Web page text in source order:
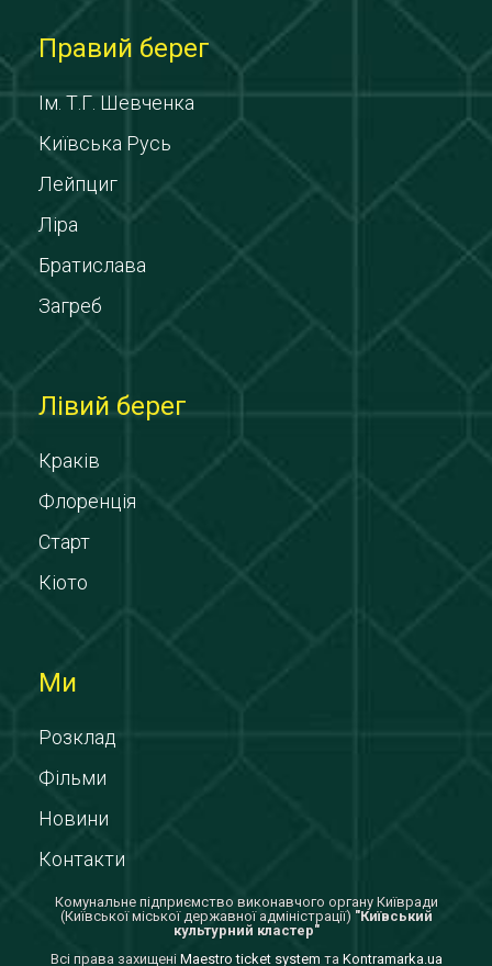
Правий берег
Ім. Т.Г. Шевченка
Київська Русь
Лейпциг
Ліра
Братислава
Загреб
Лівий берег
Краків
Флоренція
Старт
Кіото
Ми
Розклад
Фільми
Новини
Контакти
Комунальне підприємство виконавчого органу Київради
(Київської міської державної адміністрації) "Київський
культурний кластер"
Всi права захищенi Maestro ticket system та Kontramarka.ua